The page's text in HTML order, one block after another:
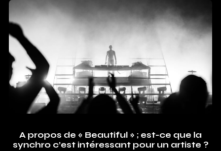
A propos de « Beautiful » ; est-ce que la
synchro c’est intéressant pour un artiste ?